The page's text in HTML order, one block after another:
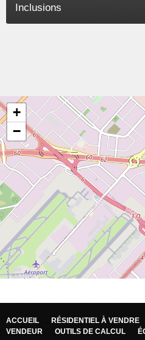
Inclusions
ACCUEIL RÉSIDENTIEL À VENDRE
VENDEUR
OUTILS DE CALCUL